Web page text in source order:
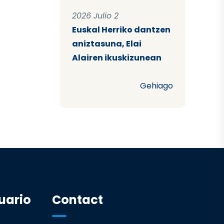
2026 Julio 2
Euskal Herriko dantzen
aniztasuna, Elai
Alairen ikuskizunean
Gehiago
Contact